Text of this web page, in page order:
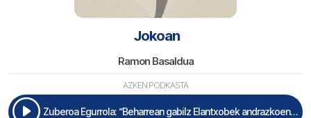
Jokoan
Ramon Basaldua
AZKEN PODKASTA
Zuberoa Egurrola: “Beharrean gabilz Elantxobek andrazkoen trainerua atara daian”